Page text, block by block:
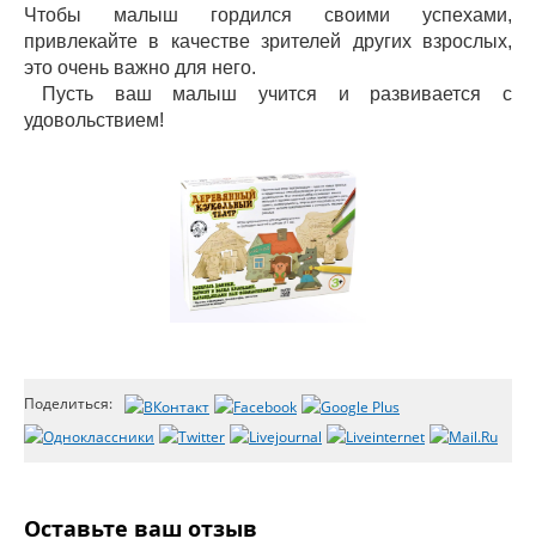
Чтобы малыш гордился своими успехами,
привлекайте в качестве зрителей других взрослых,
это очень важно для него.
Пусть ваш малыш учится и развивается с
удовольствием!
Поделиться:
Оставьте ваш отзыв